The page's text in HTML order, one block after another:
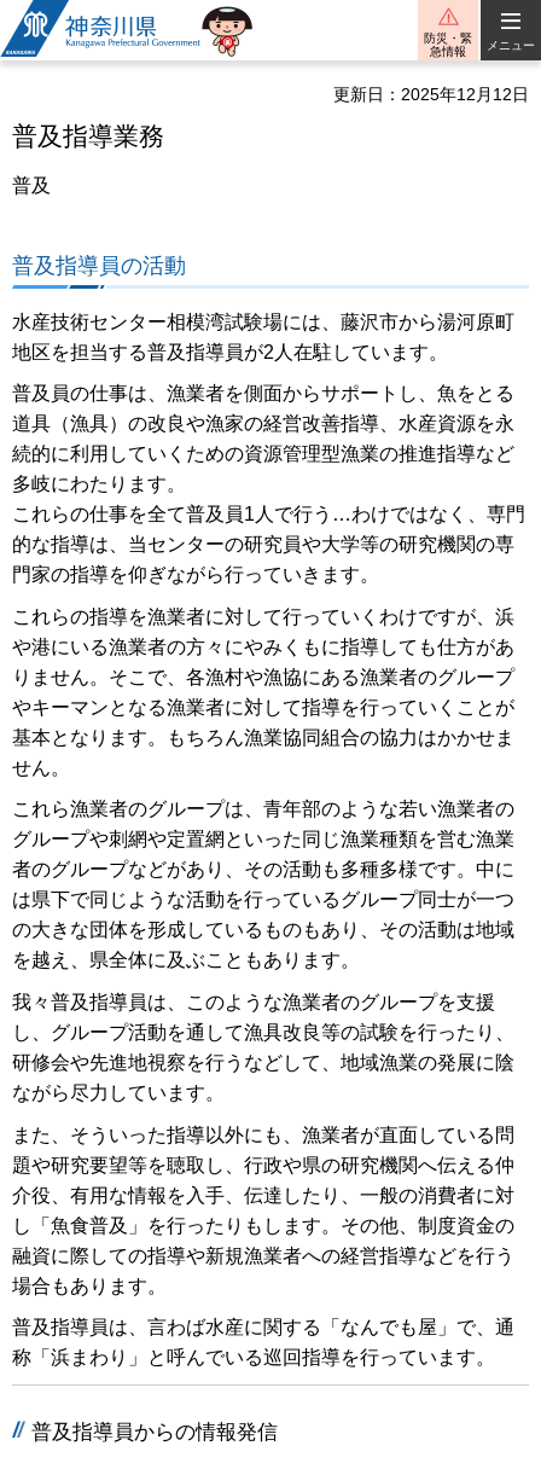
神奈川県
防災・緊
急情報
メニュー
更新日：2025年12月12日
普及指導業務
普及
普及指導員の活動
水産技術センター相模湾試験場には、藤沢市から湯河原町
地区を担当する普及指導員が2人在駐しています。
普及員の仕事は、漁業者を側面からサポートし、魚をとる
道具（漁具）の改良や漁家の経営改善指導、水産資源を永
続的に利用していくための資源管理型漁業の推進指導など
多岐にわたります。
これらの仕事を全て普及員1人で行う…わけではなく、専門
的な指導は、当センターの研究員や大学等の研究機関の専
門家の指導を仰ぎながら行っていきます。
これらの指導を漁業者に対して行っていくわけですが、浜
や港にいる漁業者の方々にやみくもに指導しても仕方があ
りません。そこで、各漁村や漁協にある漁業者のグループ
やキーマンとなる漁業者に対して指導を行っていくことが
基本となります。もちろん漁業協同組合の協力はかかせま
せん。
これら漁業者のグループは、青年部のような若い漁業者の
グループや刺網や定置網といった同じ漁業種類を営む漁業
者のグループなどがあり、その活動も多種多様です。中に
は県下で同じような活動を行っているグループ同士が一つ
の大きな団体を形成しているものもあり、その活動は地域
を越え、県全体に及ぶこともあります。
我々普及指導員は、このような漁業者のグループを支援
し、グループ活動を通して漁具改良等の試験を行ったり、
研修会や先進地視察を行うなどして、地域漁業の発展に陰
ながら尽力しています。
また、そういった指導以外にも、漁業者が直面している問
題や研究要望等を聴取し、行政や県の研究機関へ伝える仲
介役、有用な情報を入手、伝達したり、一般の消費者に対
し「魚食普及」を行ったりもします。その他、制度資金の
融資に際しての指導や新規漁業者への経営指導などを行う
場合もあります。
普及指導員は、言わば水産に関する「なんでも屋」で、通
称「浜まわり」と呼んでいる巡回指導を行っています。
普及指導員からの情報発信